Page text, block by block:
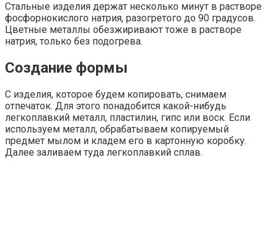
Стальные изделия держат несколько минут в растворе
фосфорнокислого натрия, разогретого до 90 градусов.
Цветные металлы обезжиривают тоже в растворе
натрия, только без подогрева.
Создание формы
С изделия, которое будем копировать, снимаем
отпечаток. Для этого понадобится какой-нибудь
легкоплавкий металл, пластилин, гипс или воск. Если
используем металл, обрабатываем копируемый
предмет мылом и кладем его в картонную коробку.
Далее заливаем туда легкоплавкий сплав.